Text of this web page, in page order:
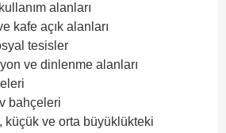
alanları
kafe açık alanları
tesisler
ve dinlenme alanları
bahçeleri
küçük ve orta büyüklükteki